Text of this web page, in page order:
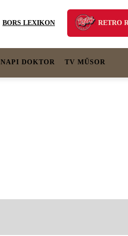
BORS LEXIKON RETRO
NAPI DOKTOR TV MŰSOR